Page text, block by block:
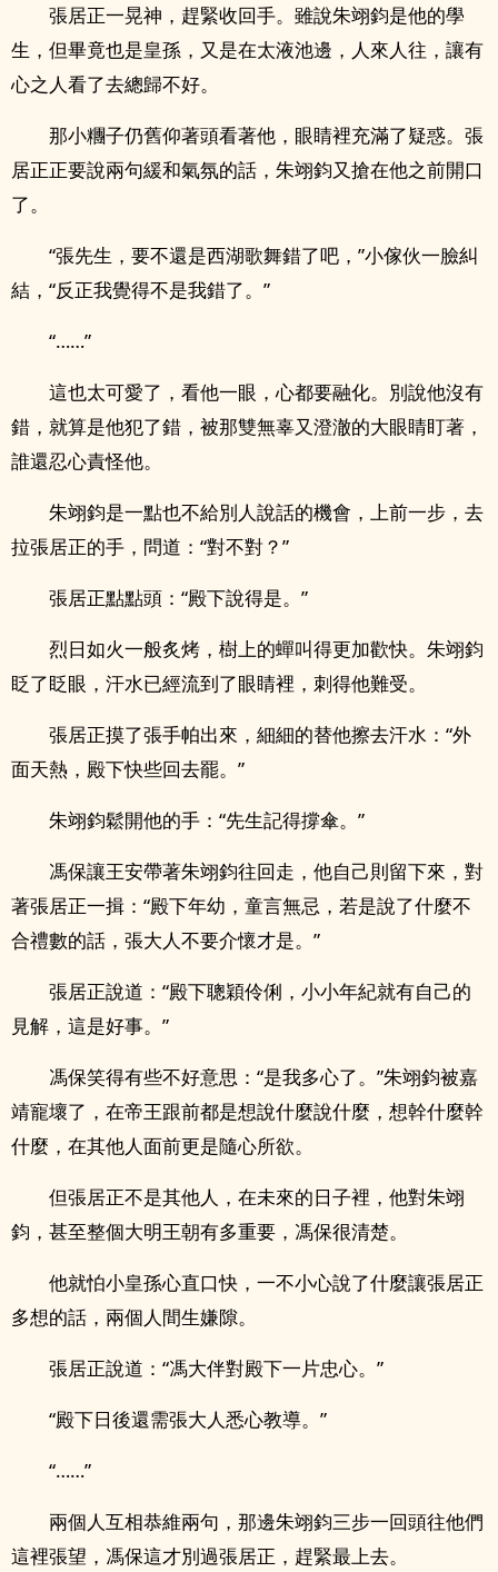
張居正一晃神，趕緊收回手。雖說朱翊鈞是他的學
生，但畢竟也是皇孫，又是在太液池邊，人來人往，讓有
心之人看了去總歸不好。
那小糰子仍舊仰著頭看著他，眼睛裡充滿了疑惑。張
居正正要說兩句緩和氣氛的話，朱翊鈞又搶在他之前開口
了。
“張先生，要不還是西湖歌舞錯了吧，”小傢伙一臉糾
結，“反正我覺得不是我錯了。”
“……”
這也太可愛了，看他一眼，心都要融化。別說他沒有
錯，就算是他犯了錯，被那雙無辜又澄澈的大眼睛盯著，
誰還忍心責怪他。
朱翊鈞是一點也不給別人說話的機會，上前一步，去
拉張居正的手，問道：“對不對？”
張居正點點頭：“殿下說得是。”
烈日如火一般炙烤，樹上的蟬叫得更加歡快。朱翊鈞
眨了眨眼，汗水已經流到了眼睛裡，刺得他難受。
張居正摸了張手帕出來，細細的替他擦去汗水：“外
面天熱，殿下快些回去罷。”
朱翊鈞鬆開他的手：“先生記得撐傘。”
馮保讓王安帶著朱翊鈞往回走，他自己則留下來，對
著張居正一揖：“殿下年幼，童言無忌，若是說了什麼不
合禮數的話，張大人不要介懷才是。”
張居正說道：“殿下聰穎伶俐，小小年紀就有自己的
見解，這是好事。”
馮保笑得有些不好意思：“是我多心了。”朱翊鈞被嘉
靖寵壞了，在帝王跟前都是想說什麼說什麼，想幹什麼幹
什麼，在其他人面前更是隨心所欲。
但張居正不是其他人，在未來的日子裡，他對朱翊
鈞，甚至整個大明王朝有多重要，馮保很清楚。
他就怕小皇孫心直口快，一不小心說了什麼讓張居正
多想的話，兩個人間生嫌隙。
張居正說道：“馮大伴對殿下一片忠心。”
“殿下日後還需張大人悉心教導。”
“……”
兩個人互相恭維兩句，那邊朱翊鈞三步一回頭往他們
這裡張望，馮保這才別過張居正，趕緊最上去。